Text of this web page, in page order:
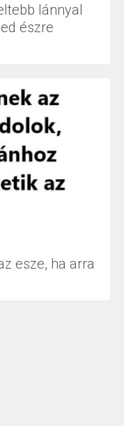
lánnyal
észre
esze, ha arra